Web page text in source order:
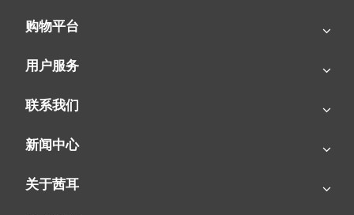
（c) 电热管采用304不锈钢，内部填料采用进口高温结晶镁粉，确
购物平台
用户服务
联系我们
新闻中心
关于茜耳